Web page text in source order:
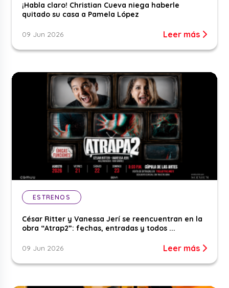
¡Habla claro! Christian Cueva niega haberle
quitado su casa a Pamela López
09 Jun 2026 Leer más
ESTRENOS
César Ritter y Vanessa Jerí se reencuentran en la
obra “Atrap2”: fechas, entradas y todos ...
09 Jun 2026 Leer más